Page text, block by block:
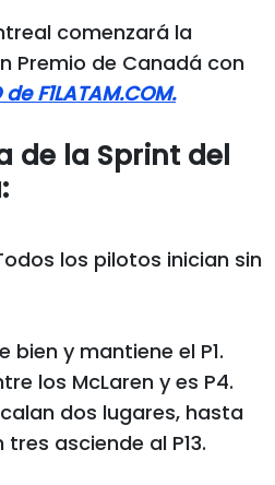
comenzará la
Premio de Canadá con
F1LATAM.COM.
de la Sprint del
los pilotos inician sin
bien y mantiene el P1.
los McLaren y es P4.
dos lugares, hasta
tres asciende al P13.